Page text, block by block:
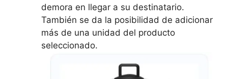
demora en llegar a su destinatario.
También se da la posibilidad de adicionar
más de una unidad del producto
seleccionado.